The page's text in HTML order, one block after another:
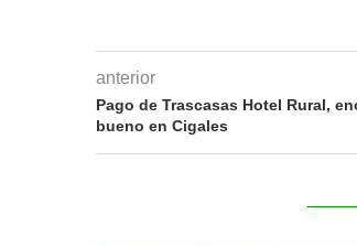
anterior
Pago de Trascasas Hotel Rural,
bueno en Cigales